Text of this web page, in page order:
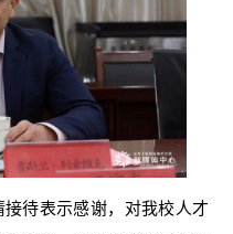
待表示感谢，对我校人才